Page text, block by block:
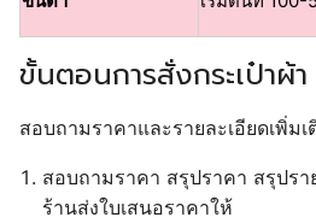
ขั้นตอนการสั่งกระเป๋าผ้า
สอบถามราคาและรายละเอียดเพิ่มเ
สอบถามราคา สรุปราคา สรุปรา
ร้านส่งใบเสนอราคาให้